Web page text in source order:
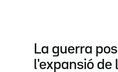
La guerra
l'expansió de